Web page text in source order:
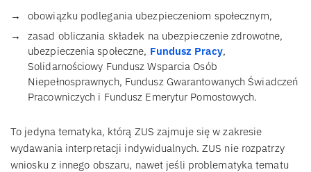
obowiązku podlegania ubezpieczeniom społecznym,
zasad obliczania składek na ubezpieczenie zdrowotne,
ubezpieczenia społeczne, Fundusz Pracy,
Solidarnościowy Fundusz Wsparcia Osób
Niepełnosprawnych, Fundusz Gwarantowanych Świadczeń
Pracowniczych i Fundusz Emerytur Pomostowych.
To jedyna tematyka, którą ZUS zajmuje się w zakresie
wydawania interpretacji indywidualnych. ZUS nie rozpatrzy
wniosku z innego obszaru, nawet jeśli problematyka tematu